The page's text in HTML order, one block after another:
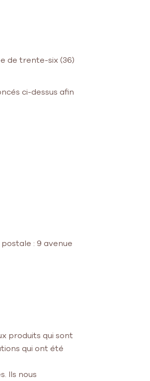
de trente-six (36)
ci-dessus afin
postale : 9 avenue
produits qui sont
qui ont été
Ils nous